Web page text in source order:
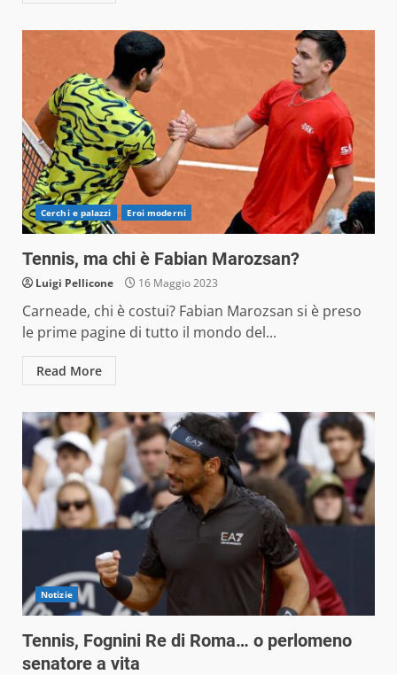
Cerchi e palazzi Eroi moderni
Tennis, ma chi è Fabian Marozsan?
Luigi Pellicone 16 Maggio 2023
Carneade, chi è costui? Fabian Marozsan si è preso
le prime pagine di tutto il mondo del...
Read More
Notizie
Tennis, Fognini Re di Roma… o perlomeno
senatore a vita